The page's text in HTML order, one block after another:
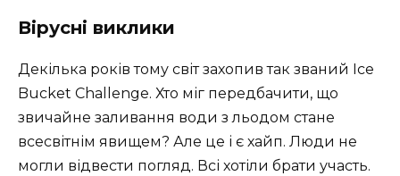
Вірусні виклики
Декілька років тому світ захопив так званий Ice
Bucket Challenge. Хто міг передбачити, що
звичайне заливання води з льодом стане
всесвітнім явищем? Але це і є хайп. Люди не
могли відвести погляд. Всі хотіли брати участь.